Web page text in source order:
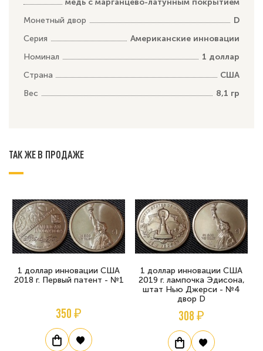
Монетный двор
D
Серия
Американские инновации
Номинал
1 доллар
Страна
США
Вес
8,1 гр
ТАК ЖЕ В ПРОДАЖЕ
1 доллар инновации США
2018 г. Первый патент - №1
350 ₽
1 доллар инновации США
2019 г. лампочка Эдисона,
штат Нью Джерси - №4
двор D
308 ₽